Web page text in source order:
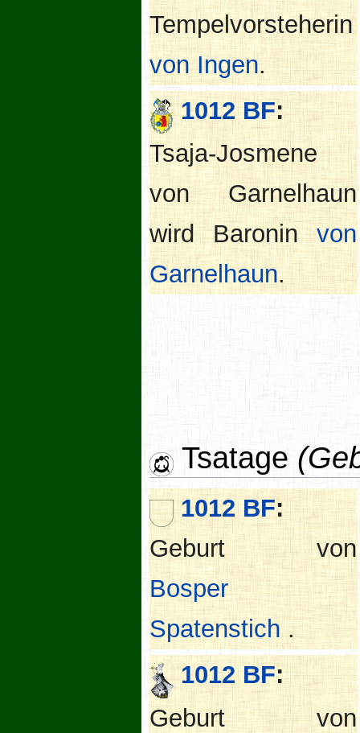
Tempelvorsteherin
von Ingen.
1012 BF:
Tsaja-Josmene
von Garnelhaun
wird Baroninvon
Garnelhaun.
Tsatage
1012 BF:
Geburt von
Bosper
Spatenstich.
1012 BF:
Geburt von